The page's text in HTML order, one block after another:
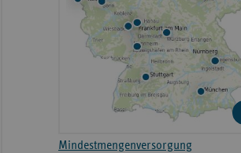
Mindestmengenversorgung